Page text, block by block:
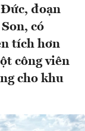
đoạn
có
tích hơn
công viên
cho khu